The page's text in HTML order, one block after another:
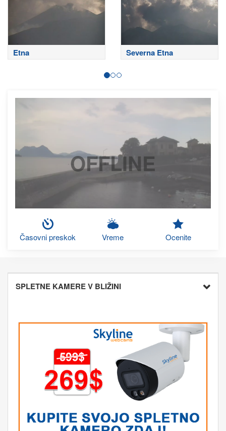
Etna Severna Etna
OFFLINE
Časovni preskok Vreme Ocenite
SPLETNE KAMERE V BLIŽINI